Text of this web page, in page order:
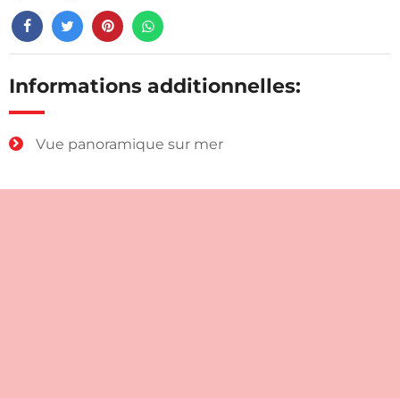
Informations additionnelles:
Vue panoramique sur mer